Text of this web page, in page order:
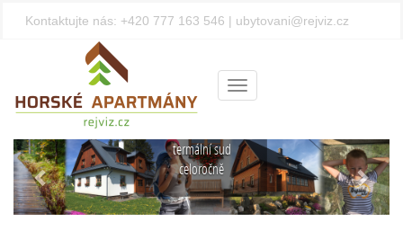
Kontaktujte nás: +420 777 163 546 | ubytovani@rejviz.cz
Menu
Privátní
uprostřed
Jeseníků
termální sud
celoročně
Předchozí Další